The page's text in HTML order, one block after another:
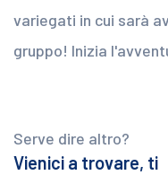
variegati in cui sarà
gruppo! Inizia
Serve dire altro?
Vienici a trovare, ti